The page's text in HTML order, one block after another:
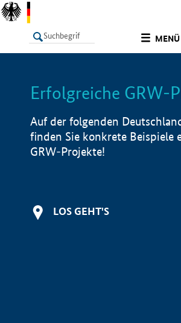
MENÜ
LISTE
Erfolgreiche GRW-
Auf der folgenden
finden Sie konkrete Beispiele
GRW-Projekte!
LOS GEHT'S